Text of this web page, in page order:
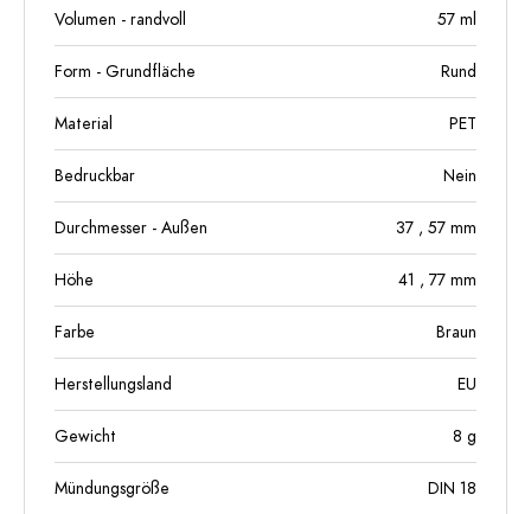
Volumen - randvoll 57 ml
Form - Grundfläche Rund
Material PET
Bedruckbar Nein
Durchmesser - Außen 37 , 57 mm
Höhe 41 , 77 mm
Farbe Braun
Herstellungsland EU
Gewicht 8 g
Mündungsgröße DIN 18